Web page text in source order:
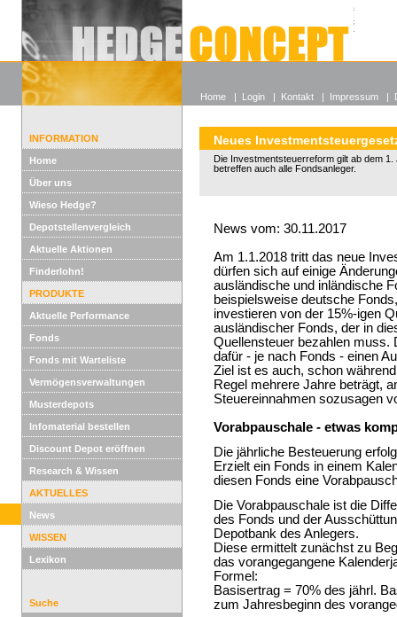
Alle
Wieso
INFORMATION
Home
Über uns
Wieso Hedge?
Depotstellenvergleich
Aktuelle Aktionen
Finderlohn!
PRODUKTE
Aktuelle Performance
Fonds
Fonds mit Warteliste
Vermögensverwaltungen
Musterdepots
Infomaterial bestellen
Discount Depot eröffnen
Research & Wissen
AKTUELLES
News
WISSEN
Lexikon
Suche
Neues
Die Investmentsteuerreform gilt ab dem
betreffen auch alle Fondsanleger.
News vom: 30.11.2017
Am 1.1.2018 tritt das neue
dürfen sich auf einige
ausländische und inländische
beispielsweise deutsche
investieren von der 15%-igen
ausländischer Fonds, der in
Quellensteuer bezahlen muss.
dafür - je nach Fonds - einen
Ziel ist es auch, schon
Regel mehrere Jahre beträgt,
Steuereinnahmen sozusagen
Vorabpauschale - etwas
Die jährliche Besteuerung
Erzielt ein Fonds in einem
diesen Fonds eine
Die Vorabpauschale ist die
des Fonds und der
Depotbank des Anlegers.
Diese ermittelt zunächst zu
das vorangegangene
Formel:
Basisertrag = 70% des jährl.
zum Jahresbeginn des
Home | Login | Kontakt | Impressum |